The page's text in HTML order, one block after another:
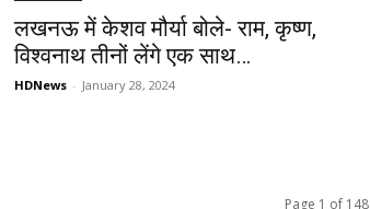
लखनऊ में केशव मौर्या बोले- राम, कृष्ण,
विश्वनाथ तीनों लेंगे एक साथ…
HDNews - January 28, 2024
Page 1 of 148